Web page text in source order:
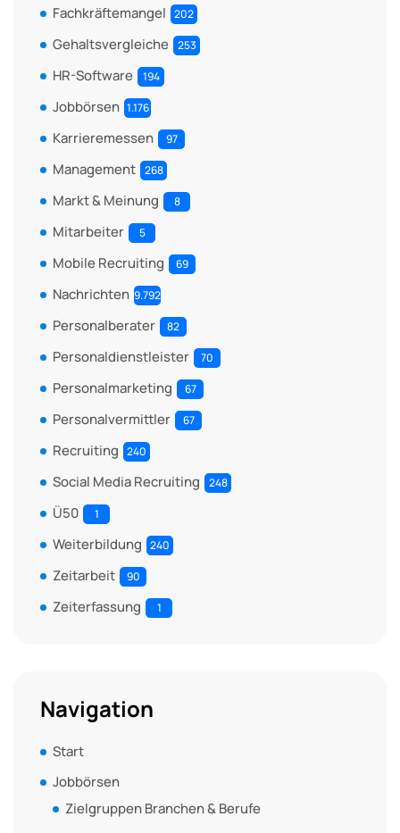
Fachkräftemangel 202
Gehaltsvergleiche 253
HR-Software 194
Jobbörsen 1.176
Karrieremessen 97
Management 268
Markt & Meinung 8
Mitarbeiter 5
Mobile Recruiting 69
Nachrichten 9.792
Personalberater 82
Personaldienstleister 70
Personalmarketing 67
Personalvermittler 67
Recruiting 240
Social Media Recruiting 248
Ü50 1
Weiterbildung 240
Zeitarbeit 90
Zeiterfassung 1
Navigation
Start
Jobbörsen
Zielgruppen Branchen & Berufe